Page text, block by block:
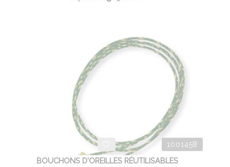
1001458
BOUCHONS D'OREILLES RÉUTILISABLES